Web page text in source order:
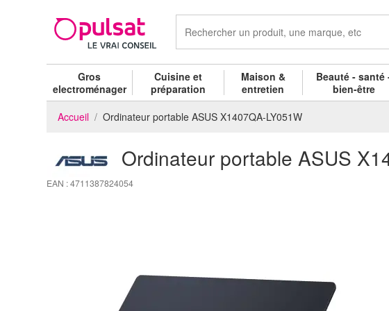
Gros
electroménager
Cuisine et
préparation
Maison &
entretien
Beauté - santé
bien-être
Accueil Ordinateur portable ASUS X1407QA-LY051W
Ordinateur portable ASUS
EAN : 4711387824054